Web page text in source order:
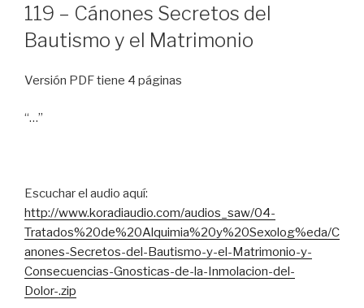
119 – Cánones Secretos del
Bautismo y el Matrimonio
Versión PDF tiene 4 páginas
“…”
Escuchar el audio aquí:
http://www.koradiaudio.com/audios_saw/04-
Tratados%20de%20Alquimia%20y%20Sexolog%eda/C
anones-Secretos-del-Bautismo-y-el-Matrimonio-y-
Consecuencias-Gnosticas-de-la-Inmolacion-del-
Dolor-.zip